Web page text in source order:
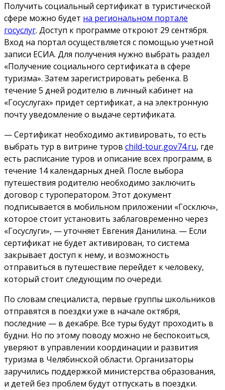
Получить социальный сертификат в туристической
сфере можно будет на региональном портале
госуслуг. Доступ к программе откроют 29 сентября.
Вход на портал осуществляется с помощью учетной
записи ЕСИА. Для получения нужно выбрать раздел
«Получение социального сертификата в сфере
туризма». Затем зарегистрировать ребенка. В
течение 5 дней родителю в личный кабинет на
«Госуслугах» придет сертификат, а на электронную
почту уведомление о выдаче сертификата.
— Сертификат необходимо активировать, то есть
выбрать тур в витрине туров child-tour.gov74.ru, где
есть расписание туров и описание всех программ, в
течение 14 календарных дней. После выбора
путешествия родителю необходимо заключить
договор с туроператором. Этот документ
подписывается в мобильном приложении «Госключ»,
которое стоит установить заблаговременно через
«Госуслуги», — уточняет Евгения Данилина. — Если
сертификат не будет активирован, то система
закрывает доступ к нему, и возможность
отправиться в путешествие перейдет к человеку,
который стоит следующим по очереди.
По словам специалиста, первые группы школьников
отправятся в поездки уже в начале октября,
последние — в декабре. Все туры будут проходить в
будни. Но по этому поводу можно не беспокоиться,
уверяют в управлении координации и развития
туризма в Челябинской области. Организаторы
заручились поддержкой министерства образования,
и детей без проблем будут отпускать в поездки.